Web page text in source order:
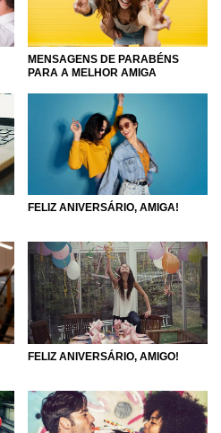
MENSAGENS DE PARABÉNS
PARA A MELHOR AMIGA
FELIZ ANIVERSÁRIO, AMIGA!
FELIZ ANIVERSÁRIO, AMIGO!